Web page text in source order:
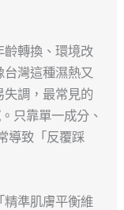
齡轉換、環境改
灣這種濕熱又
失調，最常見的
只靠單一成分、
導致「反覆踩
精準肌膚平衡維